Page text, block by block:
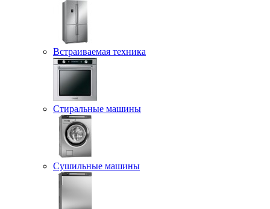
Встраиваемая техника
Стиральные машины
Сушильные машины